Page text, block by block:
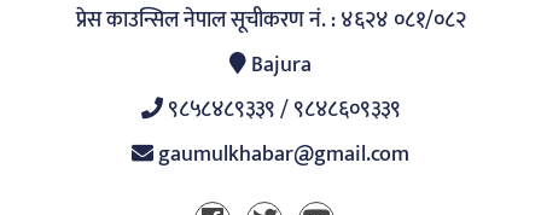
प्रेस काउन्सिल नेपाल सूचीकरण नं. : ४६२४ ०८१/०८२
Bajura
९८५८४८९३३९ / ९८४८६०९३३९
gaumulkhabar@gmail.com